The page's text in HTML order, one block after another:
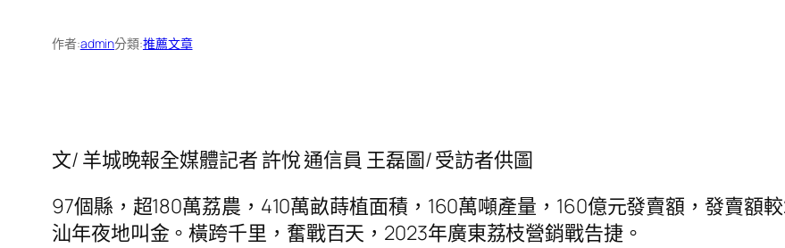
作者:admin分類:推薦文章
文/ 羊城晚報全媒體記者 許悅 通信員 王磊圖/ 受訪者供圖
97個縣，超180萬荔農，410萬畝蒔植面積，160萬噸產量，160億元發賣額，發賣額
汕年夜地叫金。橫跨千里，奮戰百天，2023年廣東荔枝營銷戰告捷。